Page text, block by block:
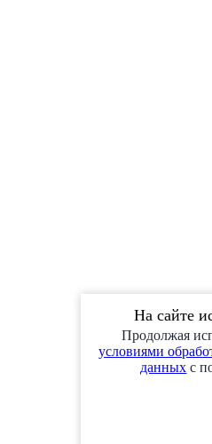
На сайте
Продолжая
условиями
данных с